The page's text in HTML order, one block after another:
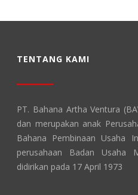
TENTANG KAMI
PT. Bahana Artha Ventura
dan merupakan anak
Bahana Pembinaan Usaha
perusahaan Badan Usaha
didirikan pada 17 April 1973